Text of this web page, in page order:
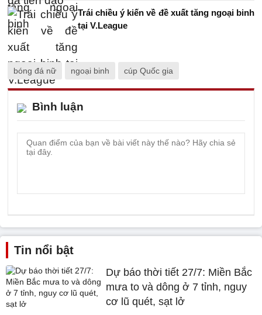
Trái chiều ý kiến về đề xuất tăng ngoại binh
tại V.League
bóng đá nữ ngoại binh cúp Quốc gia
Bình luận
Tin nổi bật
Dự báo thời tiết 27/7: Miền Bắc
mưa to và dông ở 7 tỉnh, nguy
cơ lũ quét, sạt lở